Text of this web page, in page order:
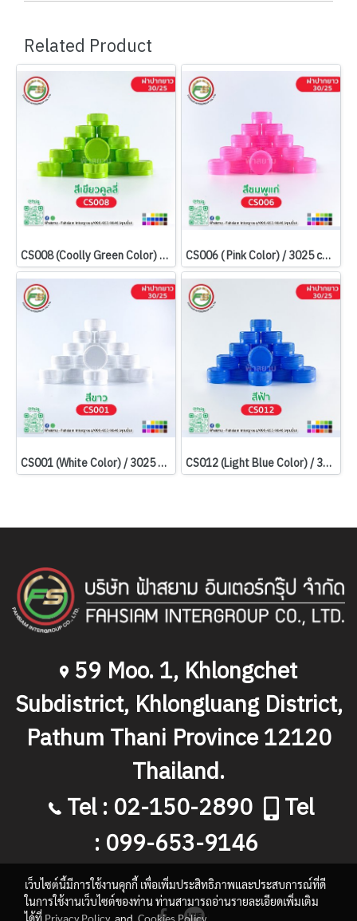
Related Product
CS008 (Coolly Green Color) / 3025 cap size. CS006 ( Pink Color) / 3025 cap size.
CS001 (White Color) / 3025 cap size. CS012 (Light Blue Color) / 3025 cap size.
59 Moo. 1, Khlongchet
Subdistrict, Khlongluang District,
Pathum Thani Province 12120
Thailand.
Tel : 02-150-2890 Tel
: 099-653-9146
เว็บไซต์นี้มีการใช้งานคุกกี้ เพื่อเพิ่มประสิทธิภาพและประสบการณ์ที่ดี
ในการใช้งานเว็บไซต์ของท่าน ท่านสามารถอ่านรายละเอียดเพิ่มเติม
ได้ที่ Privacy Policyand Cookies Policy